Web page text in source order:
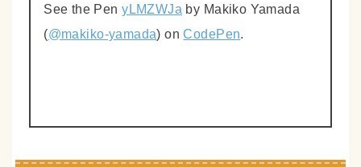
See the PenyLMZWJa by Makiko Yamada
(@makiko-yamada) onCodePen.